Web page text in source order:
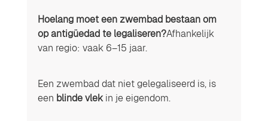
Hoelang moet een zwembad bestaan om
op antigüedad te legaliseren?Afhankelijk
van regio: vaak 6–15 jaar.
Een zwembad dat niet gelegaliseerd is, is
een blinde vlek in je eigendom.